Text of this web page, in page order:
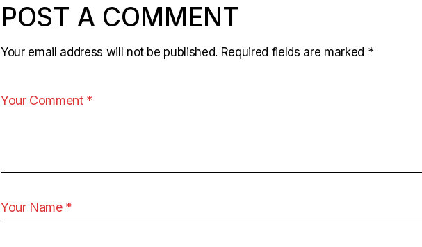
POST A COMMENT
Your email address will not be published. Required fields are marked *